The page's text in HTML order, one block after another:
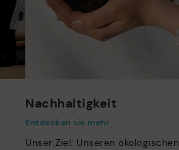
Nachhaltigkeit
Entdecken sie mehr
Unser Ziel: Unseren ökologischen